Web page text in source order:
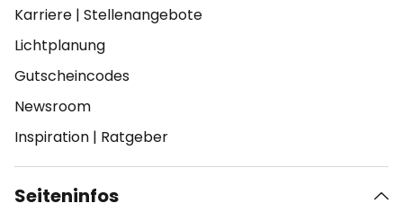
Karriere | Stellenangebote
Lichtplanung
Gutscheincodes
Newsroom
Inspiration | Ratgeber
Seiteninfos